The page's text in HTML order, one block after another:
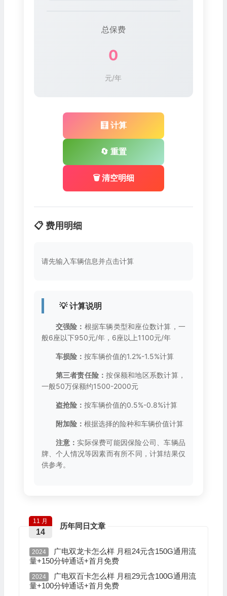
总保费
0
元/年
🧮 计算
🔄 重置
🗑️ 清空明细
📋 费用明细
请先输入车辆信息并点击计算
💡 计算说明
交强险： 根据车辆类型和座位数计算，一
般6座以下950元/年，6座以上1100元/年
车损险： 按车辆价值的1.2%-1.5%计算
第三者责任险：按保额和地区系数计算，
一般50万保额约1500-2000元
盗抢险： 按车辆价值的0.5%-0.8%计算
附加险： 根据选择的险种和车辆价值计算
注意： 实际保费可能因保险公司、车辆品
牌、个人情况等因素而有所不同，计算结果仅
供参考。
历年同日文章
11 月
14
2024
广电双龙卡怎么样 月租24元含150G通用流
量+150分钟通话+首月免费
2024
广电双百卡怎么样 月租29元含100G通用流
量+100分钟通话+首月免费